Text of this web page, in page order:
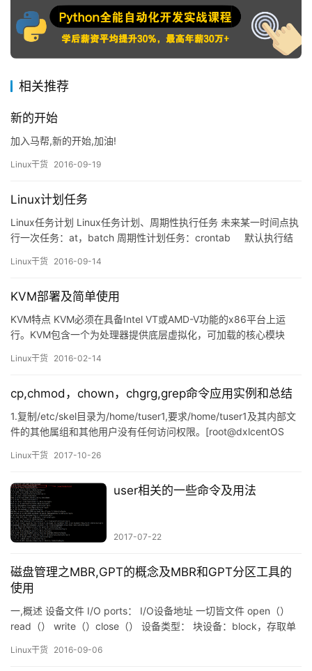
相关推荐
新的开始
加入马帮,新的开始,加油!
Linux干货 2016-09-19
Linux计划任务
Linux任务计划 Linux任务计划、周期性执行任务 未来某一时间点执
行一次任务：at，batch 周期性计划任务：crontab 默认执行结
Simple Mail Transfer Protocol，既简单邮件传输协议，主…
Linux干货 2016-09-14
KVM部署及简单使用
KVM特点 KVM必须在具备Intel VT或AMD-V功能的x86平台上运
行。KVM包含一个为处理器提供底层虚拟化，可加载的核心模块
QEMU（qemu-kvm），作为虚拟机上层控制和界面。 由于KVM仅
助于Linux内…
Linux干货 2016-02-14
cp,chmod，chown，chgrg,grep命令应用实例和总结
1.复制/etc/skel目录为/home/tuser1,要求/home/tuser1及其内部文
件的其他属组和其他用户没有任何访问权限。[root@dxlcentOS
R go= /home/tuser1 递归修改权限，g：组的权限，o其他…
Linux干货 2017-10-26
user相关的一些命令及用法
2017-07-22
磁盘管理之MBR,GPT的概念及MBR和GPT分区工具的
使用
一,概述 设备文件 I/O ports： I/O设备地址 一切皆文件 open（）
read（） write（）close（） 设备类型： 块设备：block，存取单
符设备的区别 块设备可以随机访问,字符设备必须连续访问,
Linux干货 2016-09-06